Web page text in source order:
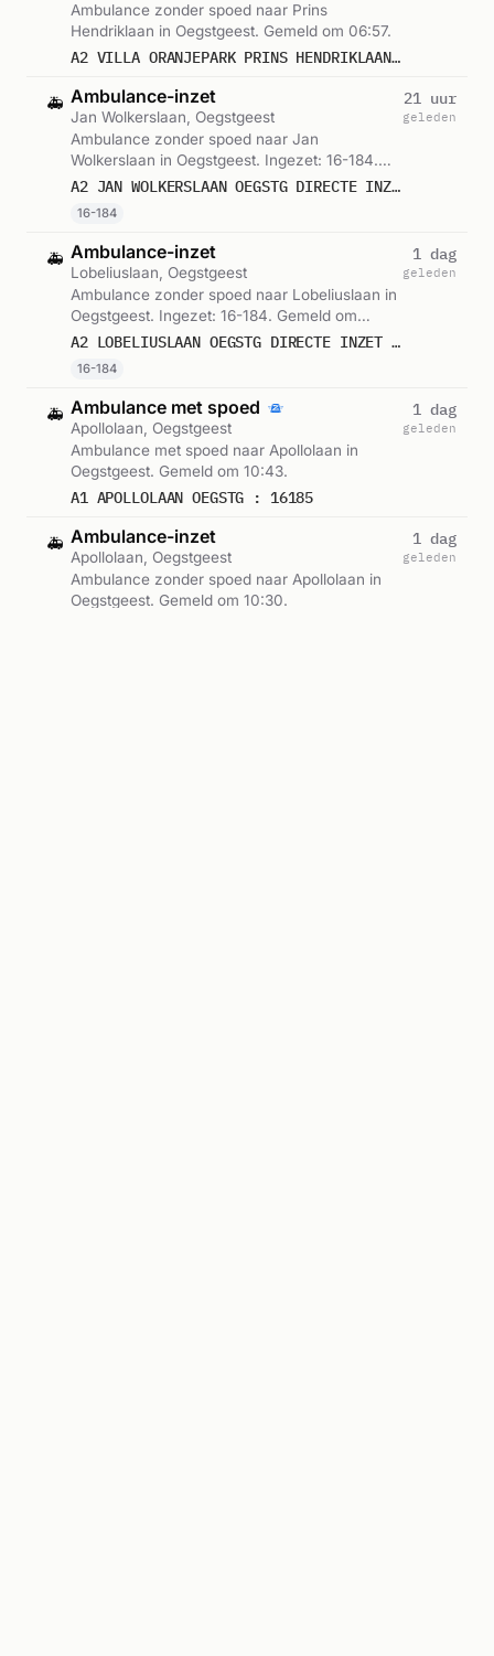
Ambulance zonder spoed naar Prins
Hendriklaan in Oegstgeest. Gemeld om 06:57.
A2 VILLA ORANJEPARK PRINS HENDRIKLAAN OEGSTG DIRECTE INZET 16181
🚑 Ambulance-inzet
Jan Wolkerslaan, Oegstgeest
Ambulance zonder spoed naar Jan
Wolkerslaan in Oegstgeest. Ingezet: 16-184.
Gemeld om 03:23.
A2 JAN WOLKERSLAAN OEGSTG DIRECTE INZET 16184
16-184
21 uur
geleden
🚑 Ambulance-inzet
Lobeliuslaan, Oegstgeest
Ambulance zonder spoed naar Lobeliuslaan in
Oegstgeest. Ingezet: 16-184. Gemeld om
22:58.
A2 LOBELIUSLAAN OEGSTG DIRECTE INZET 16184
16-184
1 dag
geleden
🚑 Ambulance met spoed
Apollolaan, Oegstgeest
Ambulance met spoed naar Apollolaan in
Oegstgeest. Gemeld om 10:43.
A1 APOLLOLAAN OEGSTG : 16185
1 dag
geleden
🚑 Ambulance-inzet
Apollolaan, Oegstgeest
Ambulance zonder spoed naar Apollolaan in
Oegstgeest. Gemeld om 10:30.
1 dag
geleden